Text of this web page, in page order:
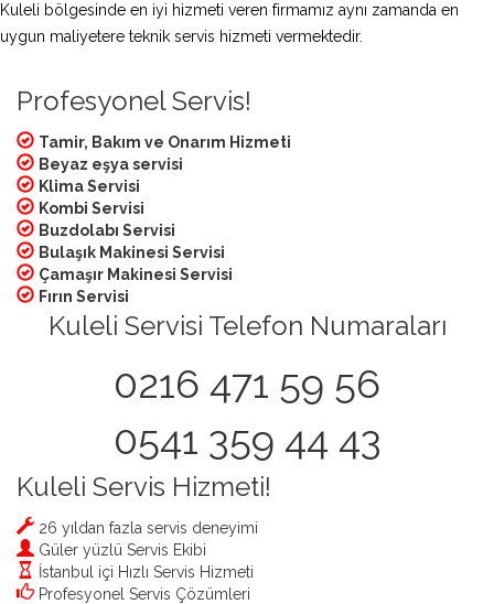
Kuleli bölgesinde en iyi hizmeti veren firmamız aynı zamanda en
uygun maliyetere teknik servis hizmeti vermektedir.
Profesyonel Servis!
Tamir, Bakım ve Onarım Hizmeti
Beyaz eşya servisi
Klima Servisi
Kombi Servisi
Buzdolabı Servisi
Bulaşık Makinesi Servisi
Çamaşır Makinesi Servisi
Fırın Servisi
Kuleli Servisi Telefon Numaraları
0216 471 59 56
0541 359 44 43
Kuleli Servis Hizmeti!
26 yıldan fazla servis deneyimi
Güler yüzlü Servis Ekibi
İstanbul içi Hızlı Servis Hizmeti
Profesyonel Servis Çözümleri